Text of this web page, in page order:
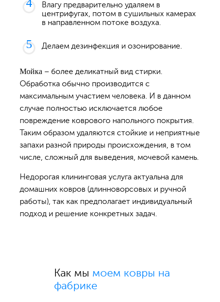
Влагу предварительно удаляем в
центрифугах, потом в сушильных камерах
в направленном потоке воздуха.
Делаем дезинфекция и озонирование.
Мойка – более деликатный вид стирки.
Обработка обычно производится с
максимальным участием человека. И в данном
случае полностью исключается любое
повреждение коврового напольного покрытия.
Таким образом удаляются стойкие и неприятные
запахи разной природы происхождения, в том
числе, сложный для выведения, мочевой камень.
Недорогая клининговая услуга актуальна для
домашних ковров (длинноворсовых и ручной
работы), так как предполагает индивидуальный
подход и решение конкретных задач.
Как мы моем ковры на
фабрике